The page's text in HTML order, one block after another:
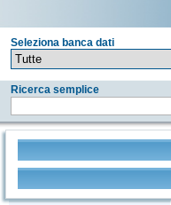
Seleziona banca dati
Ricerca semplice
Stampa - Email - Export